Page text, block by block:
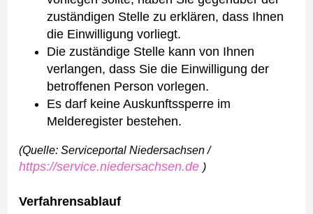
zuständigen Stelle zu erklären, dass Ihnen
die Einwilligung vorliegt.
Die zuständige Stelle kann von Ihnen
verlangen, dass Sie die Einwilligung der
betroffenen Person vorlegen.
Es darf keine Auskunftssperre im
Melderegister bestehen.
(Quelle: Serviceportal Niedersachsen /
https://service.niedersachsen.de )
Verfahrensablauf